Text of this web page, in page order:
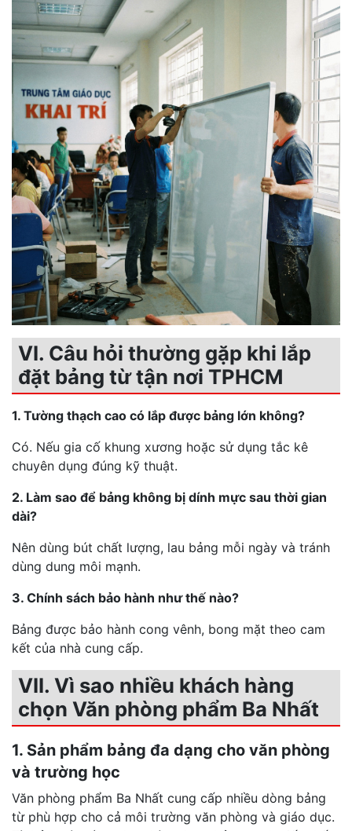
VI. Câu hỏi thường gặp khi lắp
đặt bảng từ tận nơi TPHCM
1. Tường thạch cao có lắp được bảng lớn không?
Có. Nếu gia cố khung xương hoặc sử dụng tắc kê
chuyên dụng đúng kỹ thuật.
2. Làm sao để bảng không bị dính mực sau thời gian
dài?
Nên dùng bút chất lượng, lau bảng mỗi ngày và tránh
dùng dung môi mạnh.
3. Chính sách bảo hành như thế nào?
Bảng được bảo hành cong vênh, bong mặt theo cam
kết của nhà cung cấp.
VII. Vì sao nhiều khách hàng
chọn Văn phòng phẩm Ba Nhất
1. Sản phẩm bảng đa dạng cho văn phòng
và trường học
Văn phòng phẩm Ba Nhất cung cấp nhiều dòng bảng
từ phù hợp cho cả môi trường văn phòng và giáo dục.